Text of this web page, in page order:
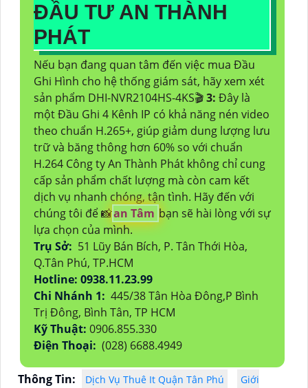
ĐẦU TƯ AN THÀNH
PHÁT
Nếu bạn đang quan tâm đến việc mua Đầu
Ghi Hình cho hệ thống giám sát, hãy xem xét
sản phẩm DHI-NVR2104HS-4KS🎬3: Đây là
một Đầu Ghi 4 Kênh IP có khả năng nén video
theo chuẩn H.265+, giúp giảm dung lượng lưu
trữ và băng thông hơn 60% so với chuẩn
H.264 Công ty An Thành Phát không chỉ cung
cấp sản phẩm chất lượng mà còn cam kết
dịch vụ nhanh chóng, tận tình. Hãy đến với
chúng tôi để 📸an Tâm bạn sẽ hài lòng với sự
lựa chọn của mình.
Trụ Sở: 51 Lũy Bán Bích, P. Tân Thới Hòa,
Q.Tân Phú, TP.HCM
Hotline: 0938.11.23.99
Chi Nhánh 1: 445/38 Tân Hòa Đông,P Bình
Trị Đông, Bình Tân, TP HCM
Kỹ Thuật: 0906.855.330
Điện Thoại: (028) 6688.4949
Thông Tin: Dịch Vụ Thuê It Quận Tân Phú
Giới